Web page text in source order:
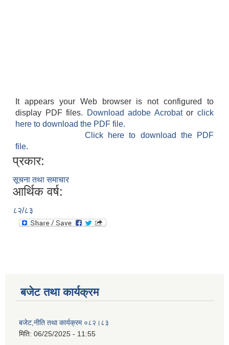
It appears your Web browser is not configured to
display PDF files.
Download adobe Acrobatorclick
here to download the PDF file.
Click here to download the PDF
file.
प्रकार:
सूचना तथा समाचार
आर्थिक वर्ष:
८२/८३
बजेट तथा कार्यक्रम
बजेट,नीति तथा कार्यक्रम ०८२।८३
मिति: 06/25/2025 - 11:55